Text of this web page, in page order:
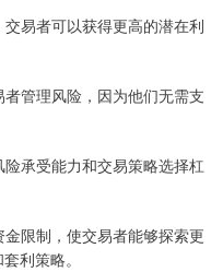
易者可以获得更高的潜在利
管理风险，因为他们无需支
承受能力和交易策略选择杠
限制，使交易者能够探索更
利策略。